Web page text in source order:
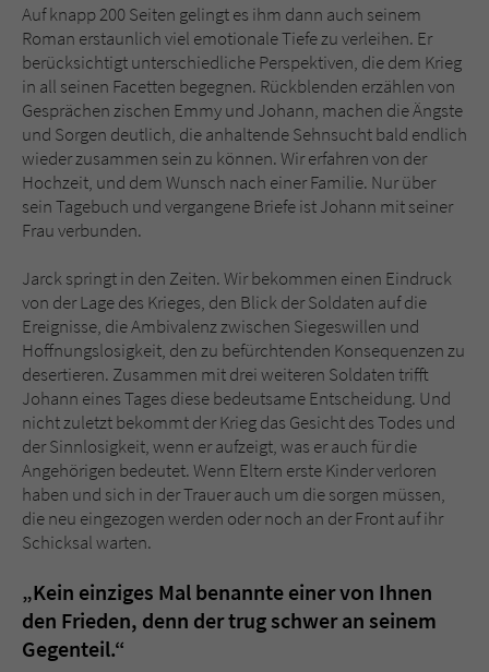
Auf knapp 200 Seiten gelingt es ihm dann auch seinem
Roman erstaunlich viel emotionale Tiefe zu verleihen. Er
berücksichtigt unterschiedliche Perspektiven, die dem Krieg
in all seinen Facetten begegnen. Rückblenden erzählen von
Gesprächen zischen Emmy und Johann, machen die Ängste
und Sorgen deutlich, die anhaltende Sehnsucht bald endlich
wieder zusammen sein zu können. Wir erfahren von der
Hochzeit, und dem Wunsch nach einer Familie. Nur über
sein Tagebuch und vergangene Briefe ist Johann mit seiner
Frau verbunden.
Jarck springt in den Zeiten. Wir bekommen einen Eindruck
von der Lage des Krieges, den Blick der Soldaten auf die
Ereignisse, die Ambivalenz zwischen Siegeswillen und
Hoffnungslosigkeit, den zu befürchtenden Konsequenzen zu
desertieren. Zusammen mit drei weiteren Soldaten trifft
Johann eines Tages diese bedeutsame Entscheidung. Und
nicht zuletzt bekommt der Krieg das Gesicht des Todes und
der Sinnlosigkeit, wenn er aufzeigt, was er auch für die
Angehörigen bedeutet. Wenn Eltern erste Kinder verloren
haben und sich in der Trauer auch um die sorgen müssen,
die neu eingezogen werden oder noch an der Front auf ihr
Schicksal warten.
„Kein einziges Mal benannte einer von Ihnen
den Frieden, denn der trug schwer an seinem
Gegenteil.“